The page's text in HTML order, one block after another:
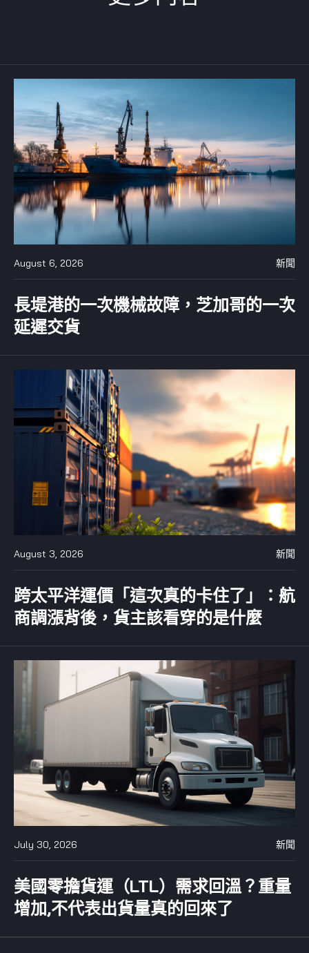
August 6, 2026 新聞
長堤港的一次機械故障，芝加哥的一次
延遲交貨
August 3, 2026 新聞
跨太平洋運價「這次真的卡住了」：航
商調漲背後，貨主該看穿的是什麼
July 30, 2026 新聞
美國零擔貨運（LTL）需求回溫？重量
增加,不代表出貨量真的回來了